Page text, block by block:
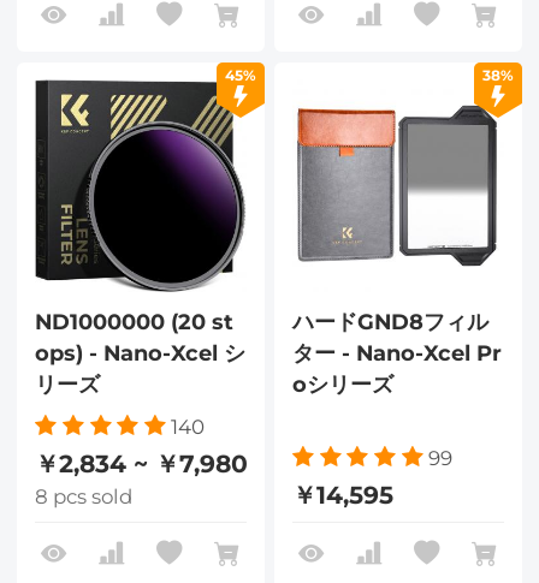
45%
ND1000000 (20 st
ops) - Nano-Xcel シ
リーズ
140
￥2,834 ~ ￥7,980
8 pcs sold
38%
ハードGND8フィル
ター - Nano-Xcel Pr
oシリーズ
99
￥14,595